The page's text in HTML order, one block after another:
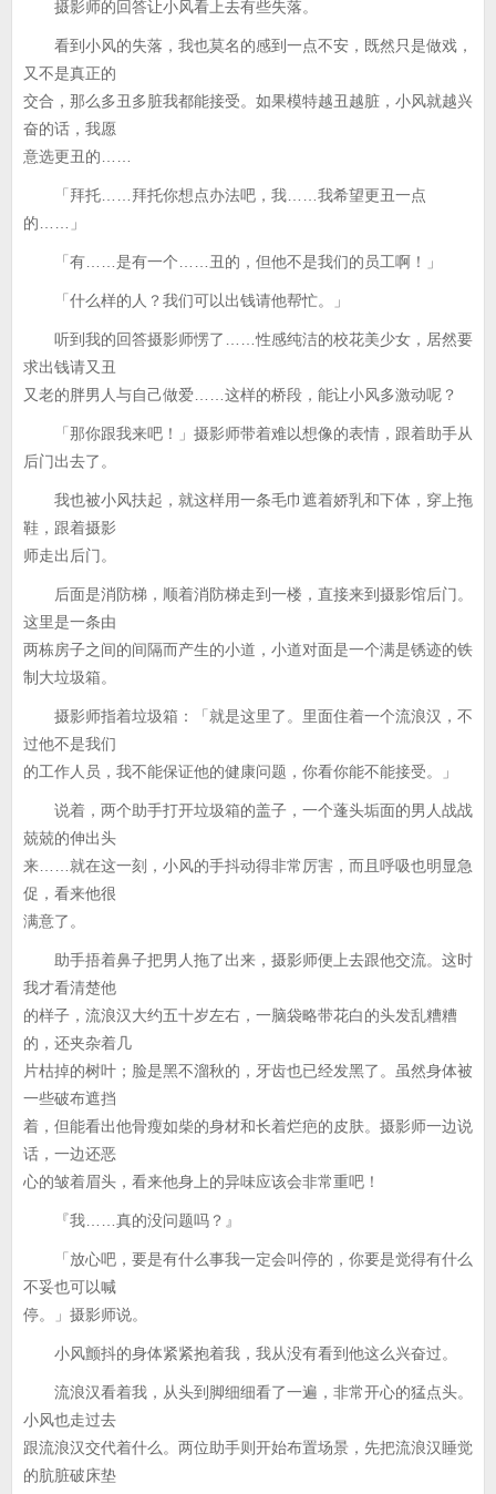
摄影师的回答让小风看上去有些失落。
看到小风的失落，我也莫名的感到一点不安，既然只是做戏，
又不是真正的
交合，那么多丑多脏我都能接受。如果模特越丑越脏，小风就越兴
奋的话，我愿
意选更丑的……
「拜托……拜托你想点办法吧，我……我希望更丑一点
的……」
「有……是有一个……丑的，但他不是我们的员工啊！」
「什么样的人？我们可以出钱请他帮忙。」
听到我的回答摄影师愣了……性感纯洁的校花美少女，居然要
求出钱请又丑
又老的胖男人与自己做爱……这样的桥段，能让小风多激动呢？
「那你跟我来吧！」摄影师带着难以想像的表情，跟着助手从
后门出去了。
我也被小风扶起，就这样用一条毛巾遮着娇乳和下体，穿上拖
鞋，跟着摄影
师走出后门。
后面是消防梯，顺着消防梯走到一楼，直接来到摄影馆后门。
这里是一条由
两栋房子之间的间隔而产生的小道，小道对面是一个满是锈迹的铁
制大垃圾箱。
摄影师指着垃圾箱：「就是这里了。里面住着一个流浪汉，不
过他不是我们
的工作人员，我不能保证他的健康问题，你看你能不能接受。」
说着，两个助手打开垃圾箱的盖子，一个蓬头垢面的男人战战
兢兢的伸出头
来……就在这一刻，小风的手抖动得非常厉害，而且呼吸也明显急
促，看来他很
满意了。
助手捂着鼻子把男人拖了出来，摄影师便上去跟他交流。这时
我才看清楚他
的样子，流浪汉大约五十岁左右，一脑袋略带花白的头发乱糟糟
的，还夹杂着几
片枯掉的树叶；脸是黑不溜秋的，牙齿也已经发黑了。虽然身体被
一些破布遮挡
着，但能看出他骨瘦如柴的身材和长着烂疤的皮肤。摄影师一边说
话，一边还恶
心的皱着眉头，看来他身上的异味应该会非常重吧！
『我……真的没问题吗？』
「放心吧，要是有什么事我一定会叫停的，你要是觉得有什么
不妥也可以喊
停。」摄影师说。
小风颤抖的身体紧紧抱着我，我从没有看到他这么兴奋过。
流浪汉看着我，从头到脚细细看了一遍，非常开心的猛点头。
小风也走过去
跟流浪汉交代着什么。两位助手则开始布置场景，先把流浪汉睡觉
的肮脏破床垫